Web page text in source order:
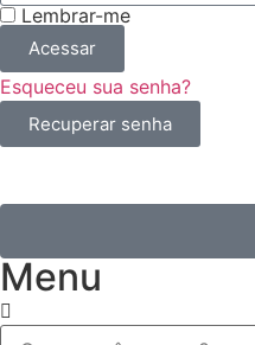
Lembrar-me
Acessar
Esqueceu sua senha?
Recuperar senha
Menu